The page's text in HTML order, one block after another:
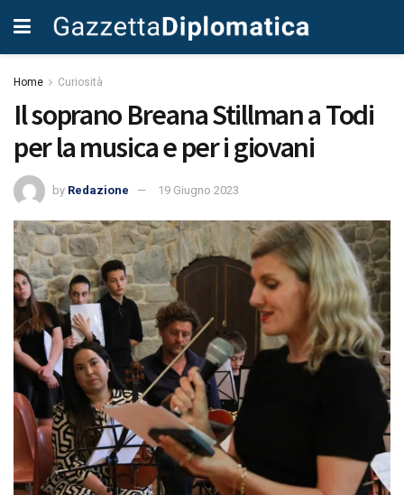
Home Curiosità
Il soprano Breana Stillman a Todi
per la musica e per i giovani
by Redazione 19 Giugno 2023